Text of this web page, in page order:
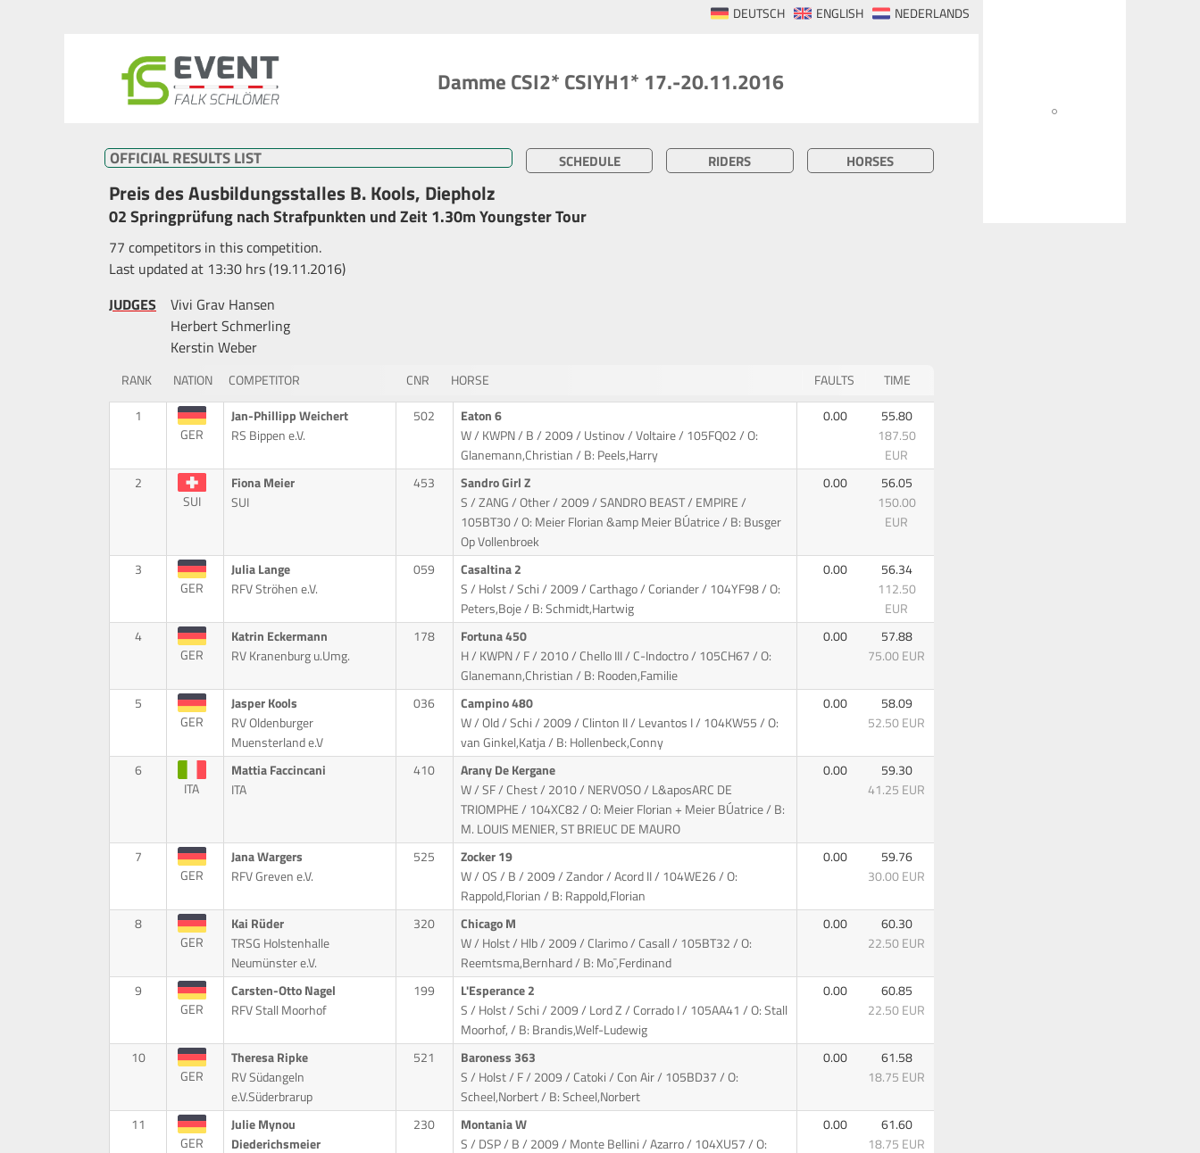
NEDERLANDS
ENGLISH
DEUTSCH
Damme CSI2* CSIYH1* 17.-20.11.2016
OFFICIAL RESULTS LIST SCHEDULE RIDERS HORSES
Preis des Ausbildungsstalles B. Kools, Diepholz
02 Springprüfung nach Strafpunkten und Zeit 1.30m Youngster Tour
77 competitors in this competition.
Last updated at 13:30 hrs (19.11.2016)
JUDGES
Vivi Grav Hansen
Herbert Schmerling
Kerstin Weber
RANK NATION COMPETITOR CNR HORSE FAULTS
TIME
1
GER
Jan-Phillipp Weichert
RS Bippen e.V.
502
Eaton 6
W / KWPN / B / 2009 / Ustinov / Voltaire/ 105FQ02 / O:
Glanemann,Christian / B: Peels,Harry
0.00
55.80
187.50
EUR
2
SUI
Fiona Meier
SUI
453
Sandro Girl Z
S / ZANG / Other / 2009 / SANDRO BEAST / EMPIRE/
105BT30 / O: Meier Florian &amp Meier BÚatrice / B: Busger
Op Vollenbroek
0.00
56.05
150.00
EUR
3
GER
Julia Lange
RFV Ströhen e.V.
059
Casaltina 2
S / Holst / Schi / 2009 / Carthago / Coriander/ 104YF98 / O:
Peters,Boje / B: Schmidt,Hartwig
0.00
56.34
112.50
EUR
4
GER
Katrin Eckermann
RV Kranenburg u.Umg.
178
Fortuna 450
H / KWPN / F / 2010 / Chello III / C-Indoctro/ 105CH67 / O:
Glanemann,Christian / B: Rooden,Familie
0.00
57.88
75.00 EUR
5
GER
Jasper Kools
RV Oldenburger
Muensterland e.V
036
Campino 480
W / Old / Schi / 2009 / Clinton II / Levantos I/ 104KW55 / O:
van Ginkel,Katja / B: Hollenbeck,Conny
0.00
58.09
52.50 EUR
6
ITA
Mattia Faccincani
ITA
410
Arany De Kergane
W / SF / Chest / 2010 / NERVOSO / L&aposARC DE
TRIOMPHE/ 104XC82 / O: Meier Florian + Meier BÚatrice / B:
M. LOUIS MENIER, ST BRIEUC DE MAURO
0.00
59.30
41.25 EUR
7
GER
Jana Wargers
RFV Greven e.V.
525
Zocker 19
W / OS / B / 2009 / Zandor / Acord II/ 104WE26 / O:
Rappold,Florian / B: Rappold,Florian
0.00
59.76
30.00 EUR
8
GER
Kai Rüder
TRSG Holstenhalle
Neumünster e.V.
320
Chicago M
W / Holst / Hlb / 2009 / Clarimo / Casall/ 105BT32 / O:
Reemtsma,Bernhard / B: Mo¯,Ferdinand
0.00
60.30
22.50 EUR
9
GER
Carsten-Otto Nagel
RFV Stall Moorhof
199
L'Esperance 2
S / Holst / Schi / 2009 / Lord Z / Corrado I/ 105AA41 / O: Stall
Moorhof, / B: Brandis,Welf-Ludewig
0.00
60.85
22.50 EUR
10
GER
Theresa Ripke
RV Südangeln
e.V.Süderbrarup
521
Baroness 363
S / Holst / F / 2009 / Catoki / Con Air/ 105BD37 / O:
Scheel,Norbert / B: Scheel,Norbert
0.00
61.58
18.75 EUR
11
GER
Julie Mynou
Diederichsmeier
230
Montania W
S / DSP / B / 2009 / Monte Bellini / Azarro/ 104XU57 / O:
0.00
61.60
18.75 EUR